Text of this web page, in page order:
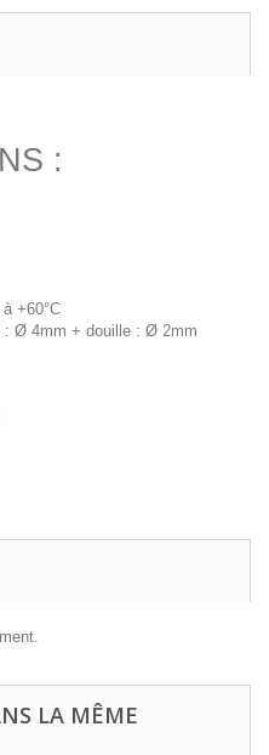
:
+60°C
: Ø 4mm + douille : Ø 2mm
LA MÊME